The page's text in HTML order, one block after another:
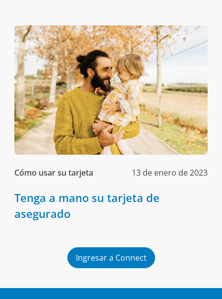
Ingresar a Connect
Cómo usar su tarjeta 13 de enero de 2023
Tenga a mano su tarjeta de
asegurado